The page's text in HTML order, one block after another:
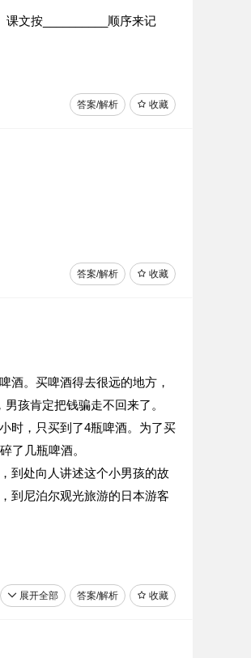
课文按__________顺序来记
收藏
答案/解析
收藏
答案/解析
酒。买啤酒得去很远的地方，
孩肯定把钱骗走不回来了。
时，只买到了4瓶啤酒。为了买
了几瓶啤酒。
到处向人讲述这个小男孩的故
到尼泊尔观光旅游的日本游客
收藏
答案/解析
展开全部